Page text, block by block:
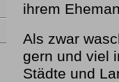
ihrem
Als zwar
gern und viel
Städte und